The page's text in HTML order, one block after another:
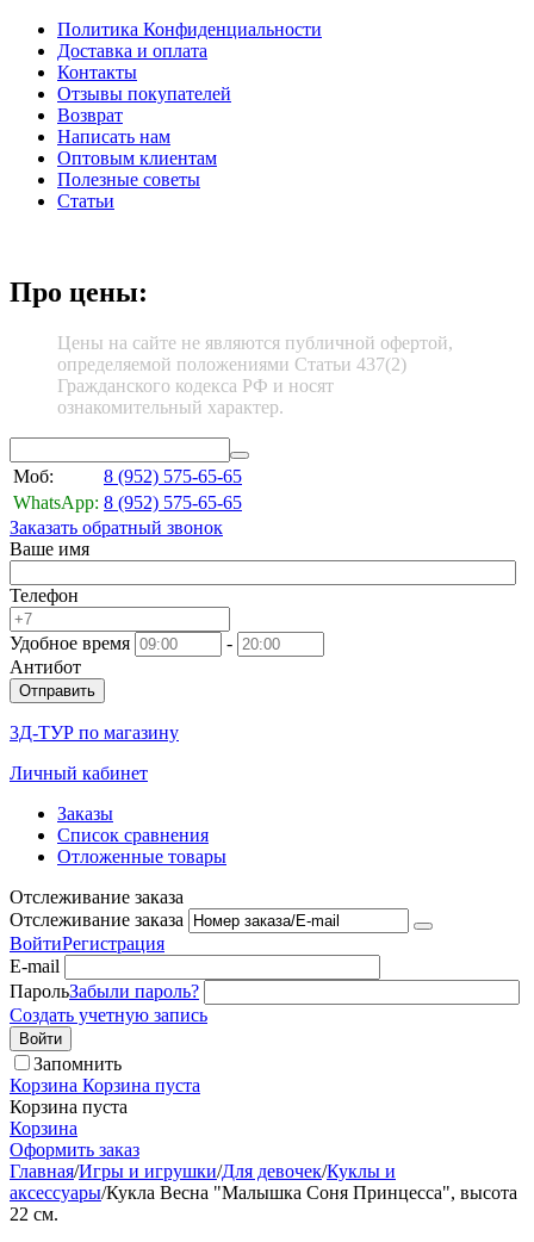
Политика Конфиденциальности
Доставка и оплата
Контакты
Отзывы покупателей
Возврат
Написать нам
Оптовым клиентам
Полезные советы
Статьи
Про цены:
Цены на сайте не являются публичной офертой,
определяемой положениями Статьи 437(2)
Гражданского кодекса РФ и носят
ознакомительный характер.
Моб: 8 (952) 575-65-65
WhatsApp: 8 (952) 575-65-65
Заказать обратный звонок
Ваше имя
Телефон
Удобное время
-
Антибот
Отправить
3Д-ТУР по магазину
Личный кабинет
Заказы
Список сравнения
Отложенные товары
Отслеживание заказа
Отслеживание заказа
ВойтиРегистрация
E-mail
ПарольЗабыли пароль?
Создать учетную запись
Войти
Запомнить
Корзина Корзина пуста
Корзина пуста
Корзина
Оформить заказ
Главная/Игры и игрушки/Для девочек/Куклы и
аксессуары/Кукла Весна "Малышка Соня Принцесса", высота
22 см.